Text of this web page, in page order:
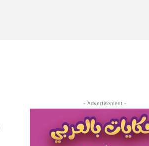
- Advertisement -